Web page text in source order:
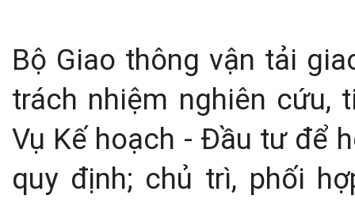
Bộ Giao thông vận tải
trách nhiệm nghiên cứu,
Vụ Kế hoạch - Đầu tư để
quy định; chủ trì, phối